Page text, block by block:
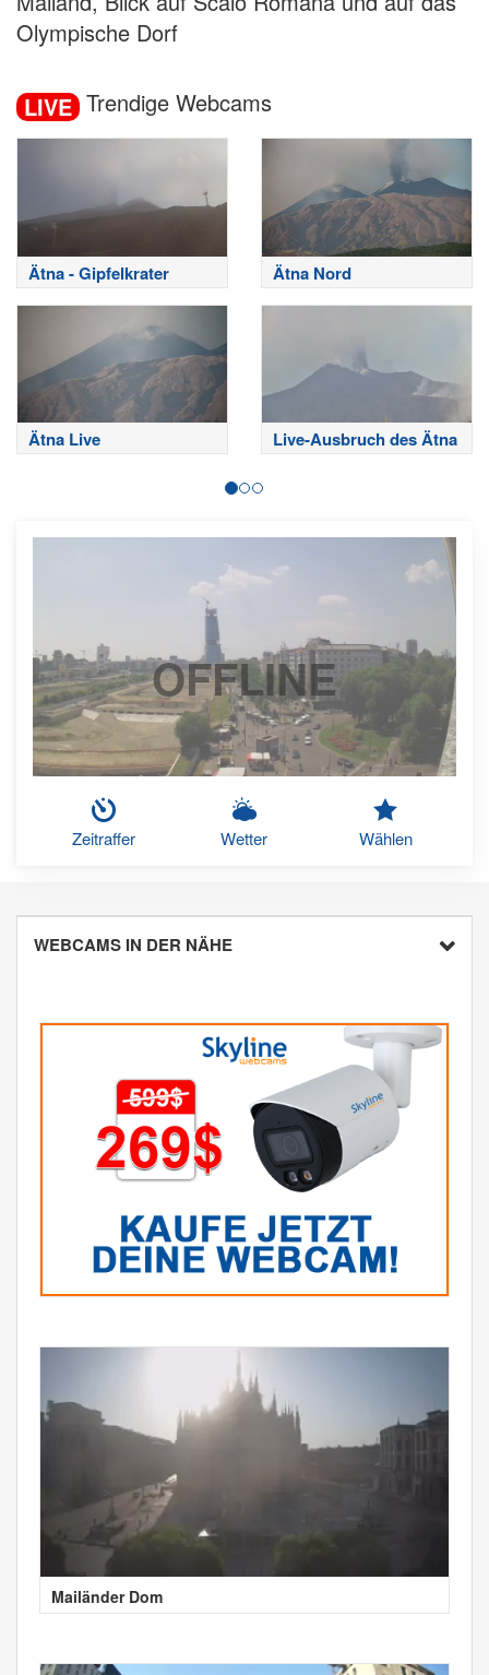
Olympische Dorf
LIVE Trendige Webcams
Ätna - Gipfelkrater Ätna Nord
Ätna Live Live-Ausbruch des Ätna
OFFLINE
Zeitraffer Wetter Wählen
WEBCAMS IN DER NÄHE
Mailänder Dom